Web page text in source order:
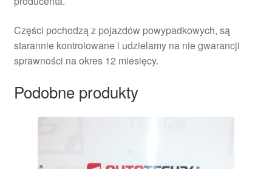
Części pochodzą z pojazdów powypadkowych, są
starannie kontrolowane i udzielamy na nie gwarancji
sprawności na okres 12 miesięcy.
Podobne produkty